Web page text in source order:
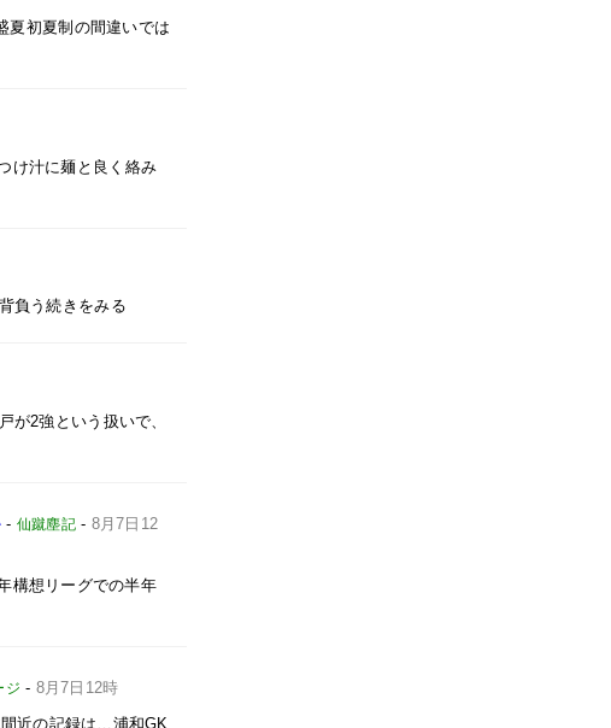
夏初夏制の間違いでは
け汁に麺と良く絡み
負う続きをみる
が2強という扱いで、
- 仙蹴塵記- 8月7日12
構想リーグでの半年
ジ - 8月7日12時
近の記録は…浦和GK